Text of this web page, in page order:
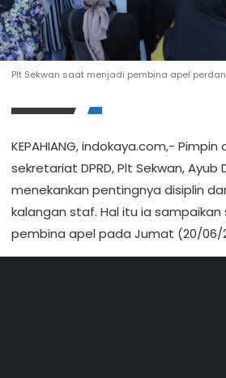
Plt Sekwan saat menjadi pembina apel
KEPAHIANG, indokaya.com,-
sekretariat DPRD, Plt Sekwan, Ayub
menekankan pentingnya disiplin
kalangan staf. Hal itu ia
pembina apel pada Jumat (20/06/